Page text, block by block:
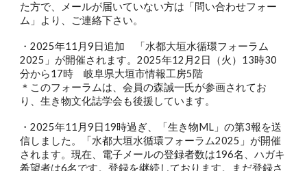
た方で、メールが届いていない方は「問い合わせフォー
ム」より、ご連絡下さい。
・2025年11月9日追加
「水都大垣水循環フォーラム
2025」が開催されます。2025年12月2日（火）13時30
分から17時 岐阜県大垣市情報工房5階
＊このフォーラムは、会員の森誠一氏が参画されてお
り、生き物文化誌学会も後援しています。
・2025年11月9日19時過ぎ、「生き物ML」の第3報を送
信しました。「水都大垣水循環フォーラム2025」が開催
されます。現在、電子メールの登録者数は196名、ハガキ
希望者は6名です。登録を継続しております。まだ登録さ